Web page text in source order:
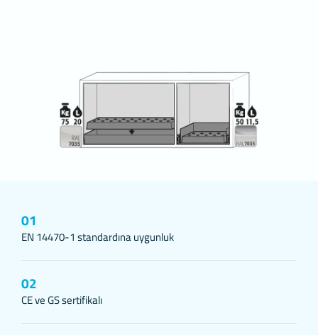
01
EN 14470-1 standardına uygunluk
02
CE ve GS sertifikalı
hizmet ve ürünler, tercih ettiğiniz dil seçeneği ve diğer
dair bilgileri kapsamaktadır.
2. ÇEREZ NEDİR ve KULLANIM AMAÇLARI NELERDİR?
Çerezler, ziyaret ettiğiniz internet siteleri tarafından tarayıcılar
aracılığıyla cihazınıza veya ağ sunucusuna depolanan küçük metin
deneyimi yaşayabilirsiniz.
yoluyla sizlere sunulan hizmetleri geliştirmek,